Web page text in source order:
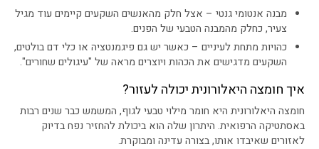
מבנה אנטומי גנטי – אצל חלק מהאנשים השקעים קיימים עוד מגיל
צעיר, כחלק מהמבנה הטבעי של הפנים.
כהויות מתחת לעיניים – כאשר יש גם פיגמנטציה או כלי דם בולטים,
השקעים מדגישים את הכהות ויוצרים מראה של "עיגולים שחורים".
איך חומצה היאלורונית יכולה לעזור?
חומצה היאלורונית היא חומר מילוי טבעי לגוף, המשמש כבר שנים רבות
באסתטיקה הרפואית. היתרון שלה הוא ביכולת להחזיר נפח בדיוק
לאזורים שאיבדו אותו, בצורה עדינה ומבוקרת.